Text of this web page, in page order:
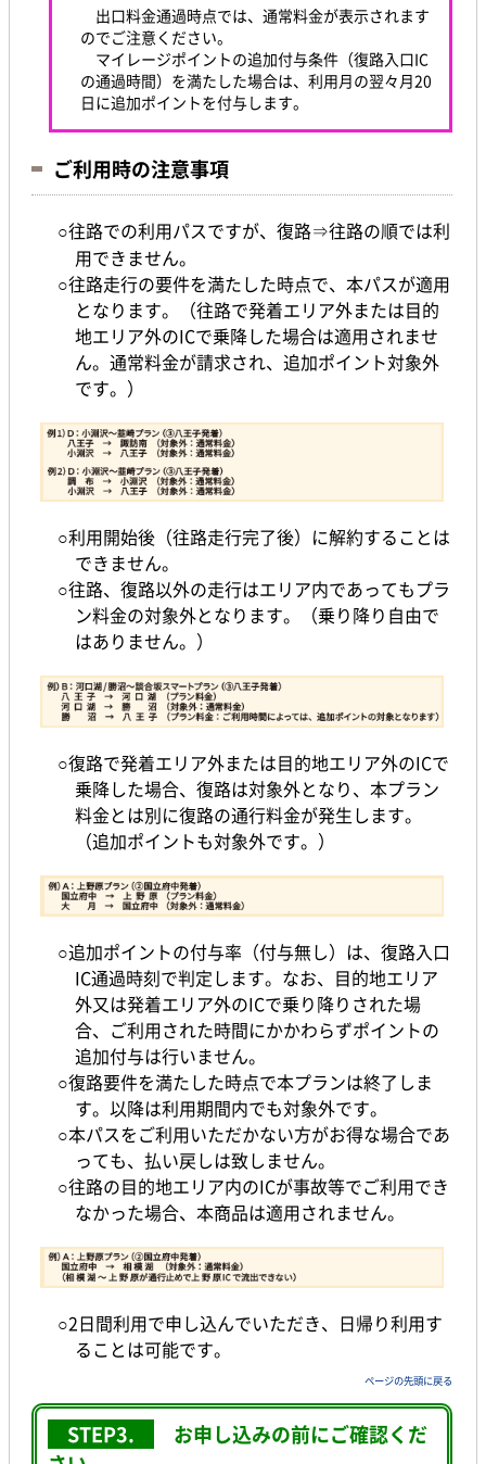
出口料金通過時点では、通常料金が表示されます
のでご注意ください。
マイレージポイントの追加付与条件（復路入口IC
の通過時間）を満たした場合は、利用月の翌々月20
日に追加ポイントを付与します。
ご利用時の注意事項
○往路での利用パスですが、復路⇒往路の順では利
用できません。
○往路走行の要件を満たした時点で、本パスが適用
となります。（往路で発着エリア外または目的
地エリア外のICで乗降した場合は適用されませ
ん。通常料金が請求され、追加ポイント対象外
です。）
○利用開始後（往路走行完了後）に解約することは
できません。
○往路、復路以外の走行はエリア内であってもプラ
ン料金の対象外となります。（乗り降り自由で
はありません。）
○復路で発着エリア外または目的地エリア外のICで
乗降した場合、復路は対象外となり、本プラン
料金とは別に復路の通行料金が発生します。
（追加ポイントも対象外です。）
○追加ポイントの付与率（付与無し）は、復路入口
IC通過時刻で判定します。なお、目的地エリア
外又は発着エリア外のICで乗り降りされた場
合、ご利用された時間にかかわらずポイントの
追加付与は行いません。
○復路要件を満たした時点で本プランは終了しま
す。以降は利用期間内でも対象外です。
○本パスをご利用いただかない方がお得な場合であ
っても、払い戻しは致しません。
○往路の目的地エリア内のICが事故等でご利用でき
なかった場合、本商品は適用されません。
○2日間利用で申し込んでいただき、日帰り利用す
ることは可能です。
ページの先頭に戻る
STEP3. お申し込みの前にご確認くだ